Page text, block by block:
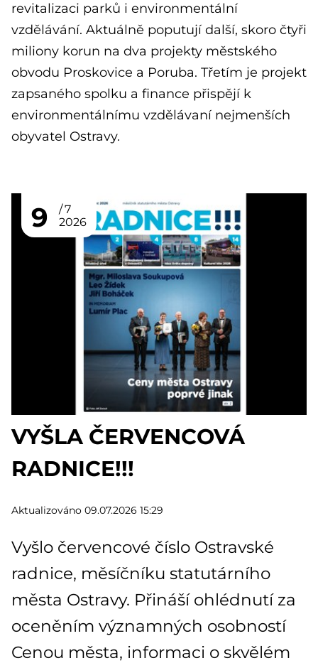
revitalizaci parků i environmentální
vzdělávání. Aktuálně poputují další, skoro čtyři
miliony korun na dva projekty městského
obvodu Proskovice a Poruba. Třetím je projekt
zapsaného spolku a finance přispějí k
environmentálnímu vzdělávaní nejmenších
obyvatel Ostravy.
9
7
2026
VYŠLA ČERVENCOVÁ
RADNICE!!!
Aktualizováno 09.07.2026 15:29
Vyšlo červencové číslo Ostravské
radnice, měsíčníku statutárního
města Ostravy. Přináší ohlédnutí za
oceněním významných osobností
Cenou města, informaci o skvělém